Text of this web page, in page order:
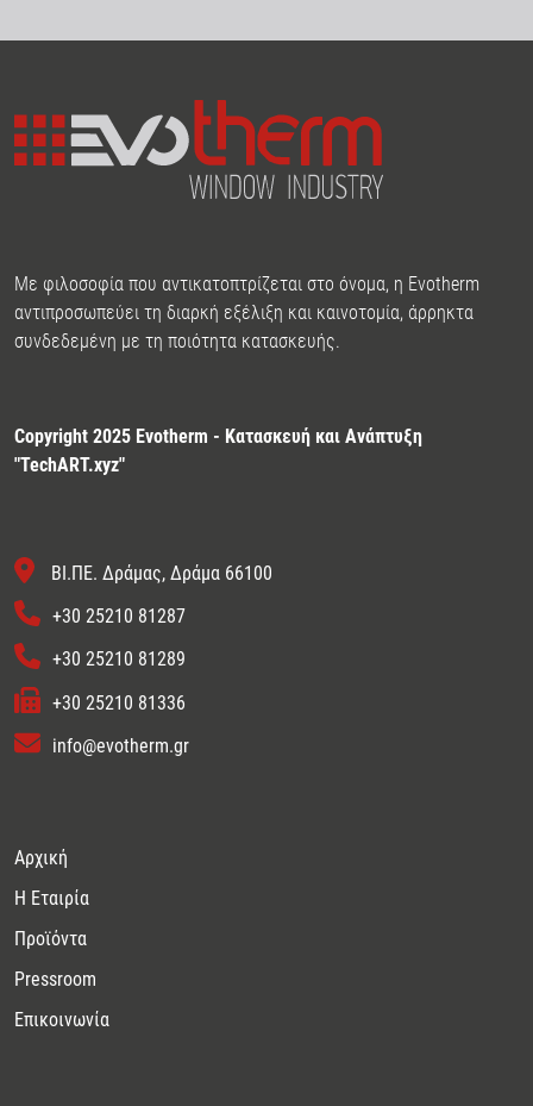
Με φιλοσοφία που αντικατοπτρίζεται στο όνομα, η Evotherm
αντιπροσωπεύει τη διαρκή εξέλιξη και καινοτομία, άρρηκτα
συνδεδεμένη με τη ποιότητα κατασκευής.
Copyright 2025 Evotherm - Κατασκευή και Ανάπτυξη
"TechART.xyz"
ΒΙ.ΠΕ. Δράμας, Δράμα 66100
+30 25210 81287
+30 25210 81289
+30 25210 81336
info@evotherm.gr
Αρχική
Η Εταιρία
Προϊόντα
Pressroom
Επικοινωνία